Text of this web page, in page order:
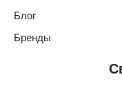
Блог
Бренды